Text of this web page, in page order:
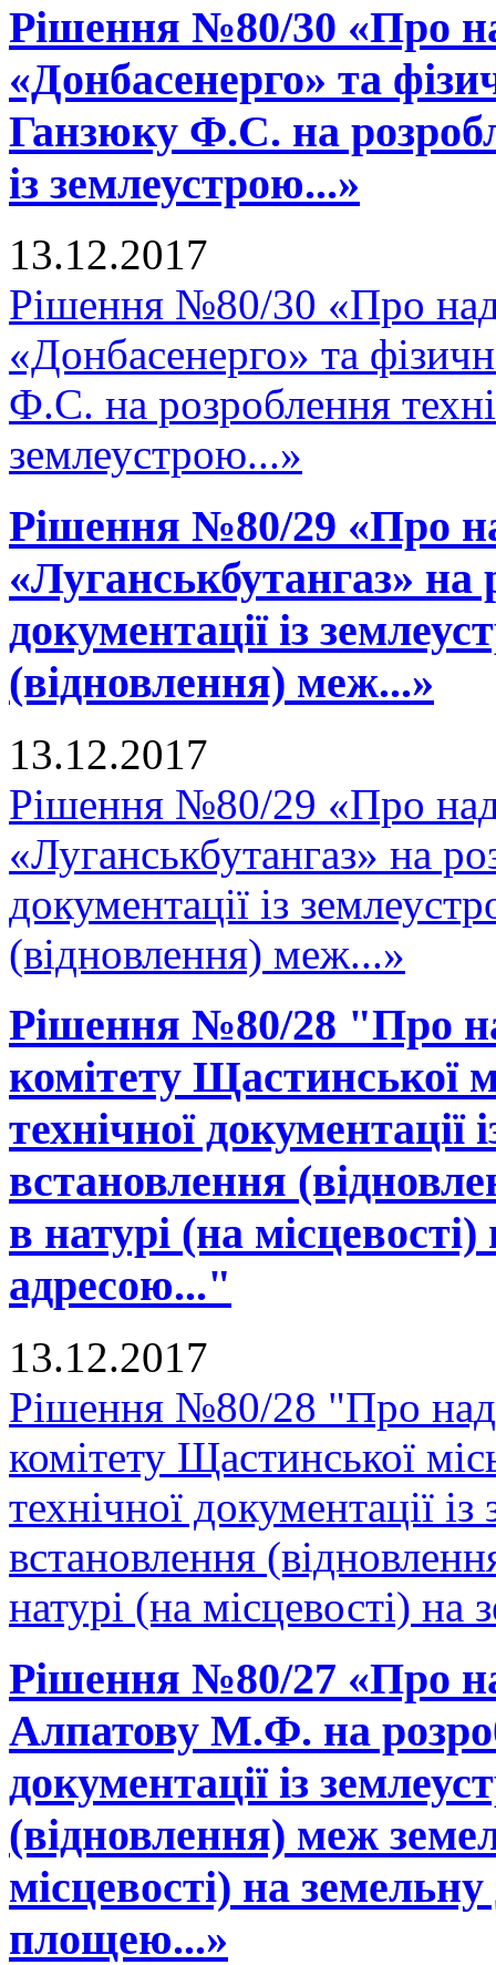
Рішення №80/30 «Про
«Донбасенерго» та
Ганзюку Ф.С. на
із землеустрою...»
13.12.2017
Рішення №80/30 «Про
«Донбасенерго» та
Ф.С. на розроблення
землеустрою...»
Рішення №80/29 «Про
«Луганськбутангаз» на
документації із
(відновлення) меж...»
13.12.2017
Рішення №80/29 «Про
«Луганськбутангаз» на
документації із
(відновлення) меж...»
Рішення №80/28 "Про
комітету Щастинської
технічної
встановлення
в натурі (на
адресою..."
13.12.2017
Рішення №80/28 "Про
комітету Щастинської
технічної документації
встановлення
натурі (на місцевості)
Рішення №80/27 «Про
Алпатову М.Ф. на
документації із
(відновлення) меж
місцевості) на
площею...»